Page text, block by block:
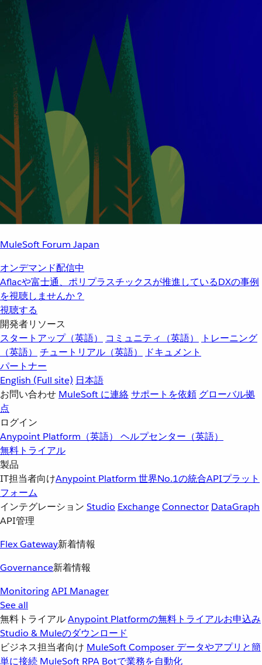
MuleSoft Forum Japan
オンデマンド配信中
Aflacや富士通、ポリプラスチックスが推進しているDXの事例
を視聴しませんか？
視聴する
開発者リソース
スタートアップ（英語）
コミュニティ（英語）
トレーニング
（英語）
チュートリアル（英語）
ドキュメント
パートナー
English (Full site) 日本語
お問い合わせ MuleSoft に連絡サポートを依頼 グローバル拠
点
ログイン
Anypoint Platform（英語） ヘルプセンター（英語）
無料トライアル
製品
IT担当者向けAnypoint Platform 世界No.1の統合APIプラット
フォーム
インテグレーション Studio ExchangeConnector DataGraph
API管理
Flex Gateway新着情報
Governance新着情報
MonitoringAPI Manager
See all
無料トライアルAnypoint Platformの無料トライアルお申込み
Studio & Muleのダウンロード
ビジネス担当者向け MuleSoft Composer データやアプリと簡
単に接続 MuleSoft RPA Botで業務を自動化